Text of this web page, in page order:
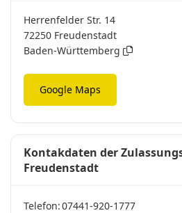
Herrenfelder Str. 14
72250 Freudenstadt
Baden-Württemberg
Google Maps
Kontakdaten der
Freudenstadt
Telefon:07441-920-1777